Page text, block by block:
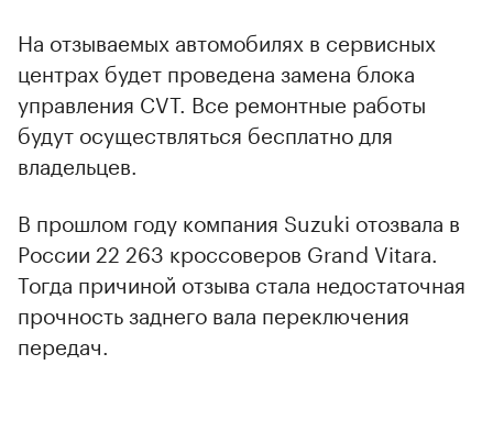
00:00 / 00:00
На отзываемых автомобилях в сервисных
центрах будет проведена замена блока
управления CVT. Все ремонтные работы
будут осуществляться бесплатно для
владельцев.
В прошлом году компания Suzuki отозвала в
России 22 263 кроссоверов Grand Vitara.
Тогда причиной отзыва стала недостаточная
прочность заднего вала переключения
передач.